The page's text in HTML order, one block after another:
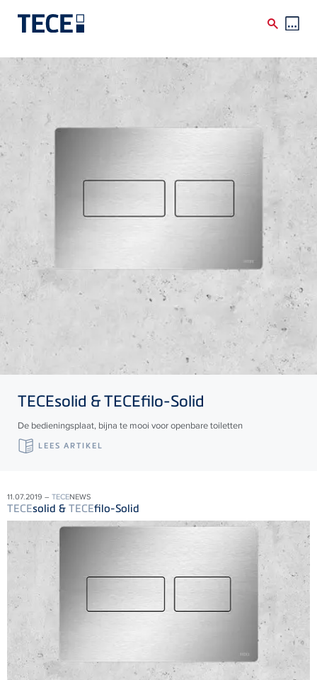
Skip to main content
TECEsolid &TECEfilo-Solid
De bedieningsplaat, bijna te mooi voor openbare toiletten
LEES ARTIKEL
11.07.2019 – TECENEWS
TECEsolid & TECEfilo-Solid